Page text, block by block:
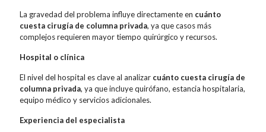
La gravedad del problema influye directamente en cuánto
cuesta cirugía de columna privada, ya que casos más
complejos requieren mayor tiempo quirúrgico y recursos.
Hospital o clínica
El nivel del hospital es clave al analizar cuánto cuesta cirugía de
columna privada, ya que incluye quirófano, estancia hospitalaria,
equipo médico y servicios adicionales.
Experiencia del especialista